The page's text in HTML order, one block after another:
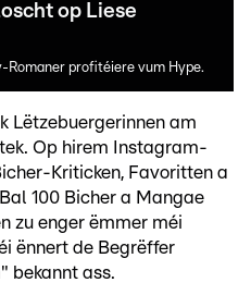
op Liese
Romaner profitéiere vum Hype.
Lëtzebuergerinnen am
Op hirem Instagram-
Kriticken, Favoritten a
100 Bicher a Mangae
zu enger ëmmer méi
ënnert de Begrëffer
bekannt ass.